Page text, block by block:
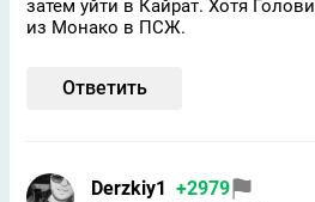
затем уйти в Кайрат. Хотя
из Монако в ПСЖ.
Ответить
Derzkiy1 +2979